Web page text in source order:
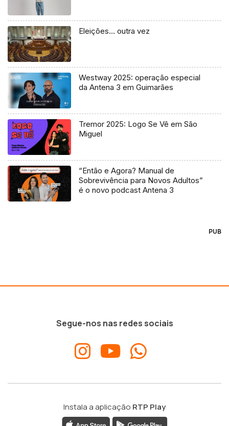
Eleições… outra vez
Westway 2025: operação especial
da Antena 3 em Guimarães
Tremor 2025: Logo Se Vê em São
Miguel
“Então e Agora? Manual de
Sobrevivência para Novos Adultos”
é o novo podcast Antena 3
PUB
Segue-nos nas redes sociais
Instala a aplicação RTP Play